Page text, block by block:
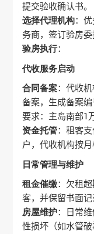
提交验收确认书‌。
选择代理机构：优
务商，签订验房委
验房执行‌：
代收服务启动
合同备案：代收
备案，生成备案
要求：主岛南部1
资金托管：租客
户，代收机构按月
日常管理与维护
租金催缴：欠租
客，并保留书面记
房屋维护：日常
性损坏（如水管